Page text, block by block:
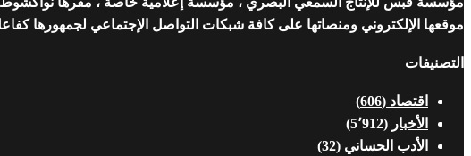
موقعها الإلكتروني ومنصاتها على كافة شبكات التواصل الإجتماعي لجمهورها
التصنيفات
اقتصاد (606)
الأخبار (5٬912)
الأدب الحساني (32)